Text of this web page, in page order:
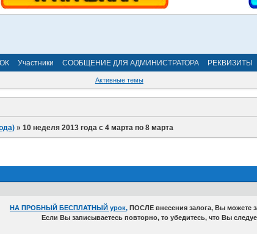
Участники СООБЩЕНИЕ ДЛЯ АДМИНИСТРАТОРА РЕКВИЗИТЫ
Активные темы
»10 неделя 2013 года с 4 марта по 8 марта
НА ПРОБНЫЙ БЕСПЛАТНЫЙ урок, ПОСЛЕ внесения залога, Вы можете
Если Вы записываетесь повторно, то убедитесь, что Вы